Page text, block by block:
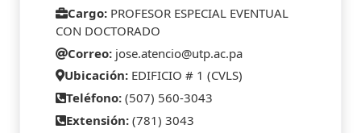
Cargo: PROFESOR ESPECIAL EVENTUAL
CON DOCTORADO
Correo: jose.atencio@utp.ac.pa
Ubicación: EDIFICIO # 1 (CVLS)
Teléfono: (507) 560-3043
Extensión: (781) 3043